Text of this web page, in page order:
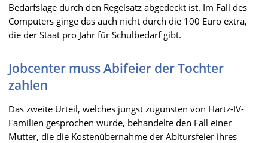
Bedarfslage durch den Regelsatz abgedeckt ist. Im Fall des
Computers ginge das auch nicht durch die 100 Euro extra,
die der Staat pro Jahr für Schulbedarf gibt.
Jobcenter muss Abifeier der Tochter
zahlen
Das zweite Urteil, welches jüngst zugunsten von Hartz-IV-
Familien gesprochen wurde, behandelte den Fall einer
Mutter, die die Kostenübernahme der Abitursfeier ihres